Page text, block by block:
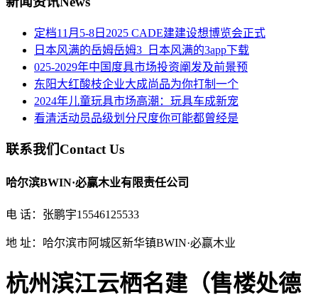
定档11月5-8日2025 CADE建建设想博览会正式
日本风满的岳姆岳姆3_日本风满的3app下载
025-2029年中国度具市场投资阐发及前景预
东阳大红酸枝企业大成尚品为你打制一个
2024年儿童玩具市场高潮：玩具车成新宠
看清活动员品级划分尺度你可能都曾经是
联系我们Contact Us
哈尔滨BWIN·必赢木业有限责任公司
电 话：张鹏宇15546125533
地 址：哈尔滨市阿城区新华镇BWIN·必赢木业
杭州滨江云栖名建（售楼处德